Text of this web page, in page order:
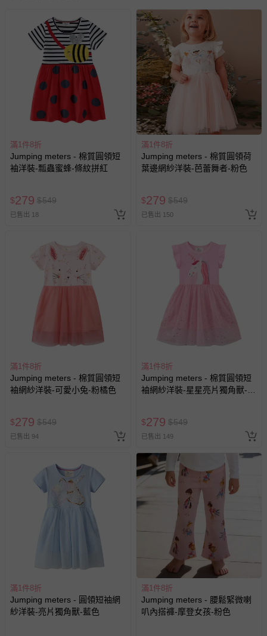
64 27
11
68 28
12
※尺寸為平鋪測量，因測量方式不同，可能存在1-3cm誤差，敬請
※由於螢幕顯示、拍攝光線、個人認知不同等因素，可能會造成略
有色差，請依收到實物顏色為準哦。
退換貨須知
您所購買的商品享有7天的鑑賞期／猶豫期權益，但此期間
並非試用期，您所退回的商品必須是未經使用的全新狀態，
包含完整包裝、配件、說明文件及贈品等。
退貨，您可至『查詢訂單』>『已出貨』中查詢該筆訂單，
並點選『我要退貨』即可進行申請。若有相關退貨問題，請
與服務，謝謝。
針對滿件折/滿額贈…等活動，如因部份退貨，而該訂單保
留商品未達活動門檻，將以原價計算，活動贈品亦需一併退
回。
部分商品依據消費者保護法的規定，不適用七天鑑賞期/猶
豫期範圍：
商品、食品等）。
客製化商品（例如客製生日書、姓名貼等）。
新費用）。
經消費者拆封之影音商品或電腦軟體（例如 DVD、CD
非以有形媒介提供之數位內容或一經提供即為完成之線
上服務，經消費者事先同意始提供（例如線上課程、遊
戲或活動點數等）。
已拆封之以下類型商品：
-個人衛生用品（例如尿布、貼身衣物、泳裝、襪子、地
墊、寢具類等）。
-新生兒親膚衣物（嬰幼兒包巾與背巾、包屁衣、學習
褲、紗布衣等）。
-接觸性孕哺產品（奶嘴、奶瓶、擠乳器、哺乳衣、托腹
帶束縛衣、餐搖椅等）。
-其他原廠盒裝商品封口處已貼上「不可拆封」，或具警
示字句等說明貼紙、封條者。
滿1件8折
Jumping meters - 棉質圓領短
袖洋裝-瓢蟲蜜蜂-條紋拼紅
$279 $549
已售出 18
滿1件8折
Jumping meters - 棉質圓領荷
葉邊網紗洋裝-芭蕾舞者-粉色
$279 $549
已售出 150
滿1件8折
Jumping meters - 棉質圓領短
袖網紗洋裝-可愛小兔-粉橘色
$279 $549
已售出 94
滿1件8折
Jumping meters - 棉質圓領短
袖網紗洋裝-星星亮片獨角獸-粉
$279 $549
已售出 149
滿1件8折
Jumping meters - 圓領短袖網
紗洋裝-亮片獨角獸-藍色
滿1件8折
Jumping meters - 腰鬆緊微喇
叭內搭褲-摩登女孩-粉色